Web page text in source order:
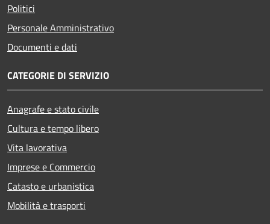
Politici
Personale Amministrativo
Documenti e dati
CATEGORIE DI SERVIZIO
Anagrafe e stato civile
Cultura e tempo libero
Vita lavorativa
Imprese e Commercio
Catasto e urbanistica
Mobilità e trasporti